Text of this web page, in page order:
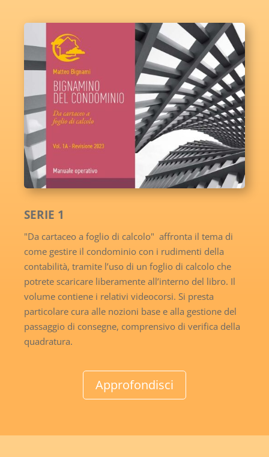
SERIE 1
"Da cartaceo a foglio di calcolo" affronta il tema di
come gestire il condominio con i rudimenti della
contabilità, tramite l’uso di un foglio di calcolo che
potrete scaricare liberamente all’interno del libro. Il
volume contiene i relativi videocorsi. Si presta
particolare cura alle nozioni base e alla gestione del
passaggio di consegne, comprensivo di verifica della
quadratura.
Approfondisci